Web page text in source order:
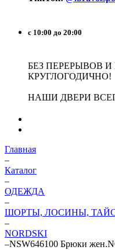
с 10:00 до 20:00
БЕЗ ПЕРЕРЫВОВ
КРУГЛОГОДИЧНО!
НАШИ ДВЕРИ
Главная
–
Каталог
–
ОДЕЖДА
–
ШОРТЫ, ЛОСИНЫ,
–
NORDSKI
–NSW646100 Брюки